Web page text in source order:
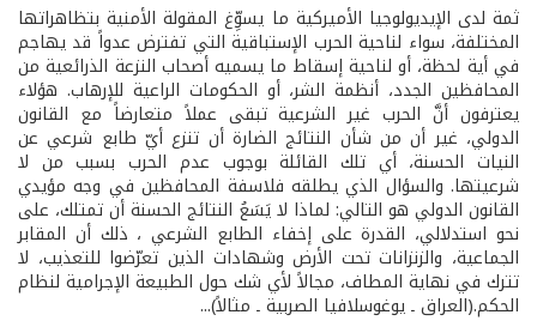
ثمة لدى الإيديولوجيا الأميركية ما يسوِّغ المقولة الأمنية بتظاهراتها
المختلفة، سواء لناحية الحرب الإستباقية التي تفترض عدواً قد يهاجم
في أية لحظة، أو لناحية إسقاط ما يسميه أصحاب النزعة الذرائعية من
المحافظين الجدد، أنظمة الشر، أو الحكومات الراعية للإرهاب. هؤلاء
يعترفون أنَّ الحرب غير الشرعية تبقى عملاً متعارضاً مع القانون
الدولي، غير أن من شأن النتائج الضارة أن تنزع أيّ طابع شرعي عن
النيات الحسنة، أي تلك القائلة بوجوب عدم الحرب بسبب من لا
شرعيتها. والسؤال الذي يطلقه فلاسفة المحافظين في وجه مؤيدي
القانون الدولي هو التالي: لماذا لا يَسَعُ النتائج الحسنة أن تمتلك، على
نحو استدلالي، القدرة على إخفاء الطابع الشرعي ، ذلك أن المقابر
الجماعية، والزنزانات تحت الأرض وشهادات الذين تعرّضوا للتعذيب، لا
تترك في نهاية المطاف، مجالاً لأي شك حول الطبيعة الإجرامية لنظام
الحكم.(العراق ـ يوغوسلافيا الصربية ـ مثالاً)...